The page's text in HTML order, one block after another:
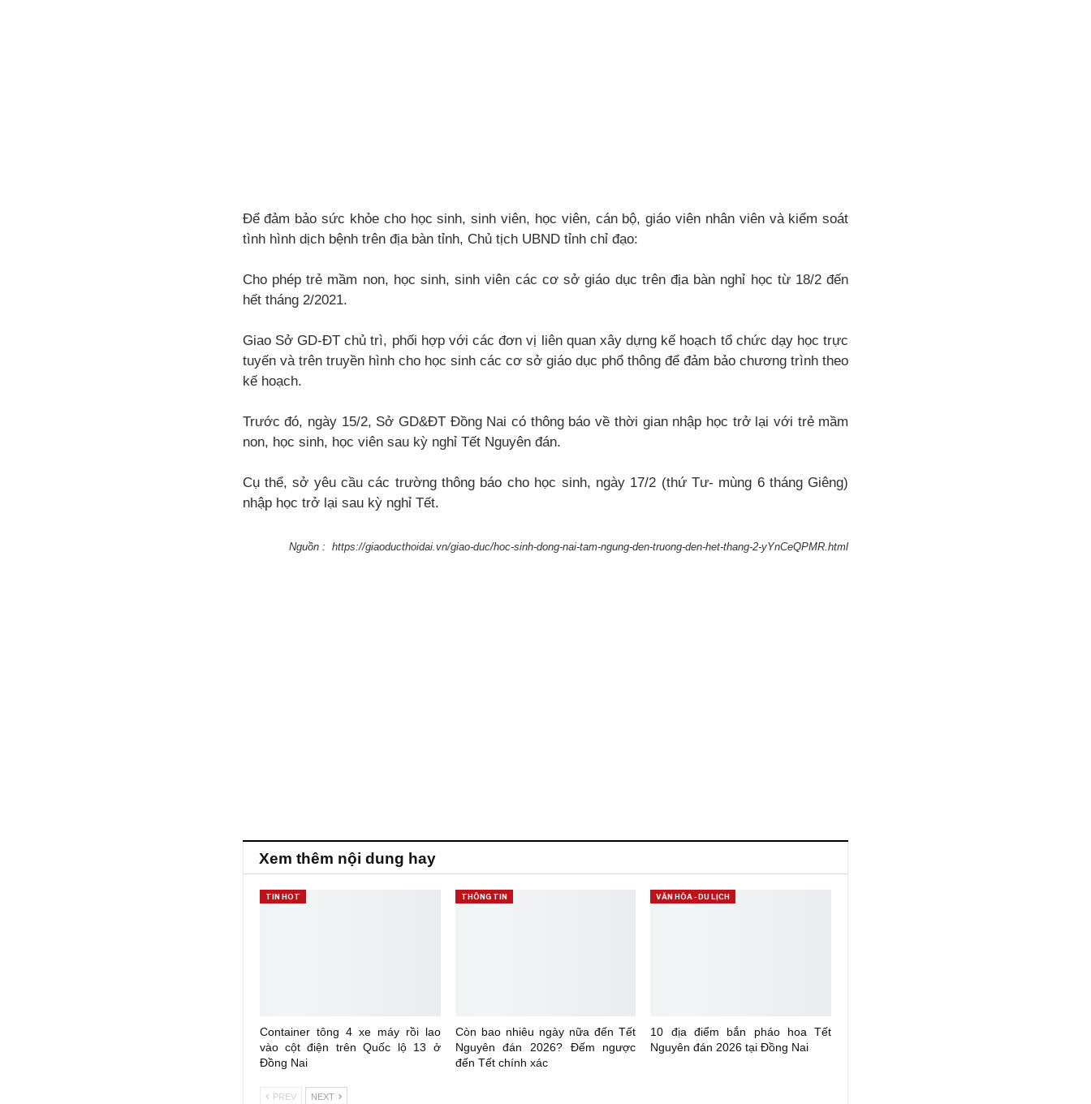
Để đảm bảo sức khỏe cho học sinh, sinh viên, học viên, cán bộ, giáo viên nhân viên và kiểm soát
tình hình dịch bệnh trên địa bàn tỉnh, Chủ tịch UBND tỉnh chỉ đạo:
Cho phép trẻ mầm non, học sinh, sinh viên các cơ sở giáo dục trên địa bàn nghỉ học từ 18/2 đến
hết tháng 2/2021.
Giao Sở GD-ĐT chủ trì, phối hợp với các đơn vị liên quan xây dựng kế hoạch tổ chức dạy học trực
tuyến và trên truyền hình cho học sinh các cơ sở giáo dục phổ thông để đảm bảo chương trình theo
kế hoạch.
Trước đó, ngày 15/2, Sở GD&ĐT Đồng Nai có thông báo về thời gian nhập học trở lại với trẻ mầm
non, học sinh, học viên sau kỳ nghỉ Tết Nguyên đán.
Cụ thể, sở yêu cầu các trường thông báo cho học sinh, ngày 17/2 (thứ Tư- mùng 6 tháng Giêng)
nhập học trở lại sau kỳ nghỉ Tết.
Nguồn : https://giaoducthoidai.vn/giao-duc/hoc-sinh-dong-nai-tam-ngung-den-truong-den-het-thang-2-yYnCeQPMR.html
Xem thêm nội dung hay
TIN HOT
Container tông 4 xe máy rồi lao
vào cột điện trên Quốc lộ 13 ở
Đồng Nai
THÔNG TIN
Còn bao nhiêu ngày nữa đến Tết
Nguyên đán 2026? Đếm ngược
đến Tết chính xác
VĂN HÓA - DU LỊCH
10 địa điểm bắn pháo hoa Tết
Nguyên đán 2026 tại Đồng Nai
PREV NEXT